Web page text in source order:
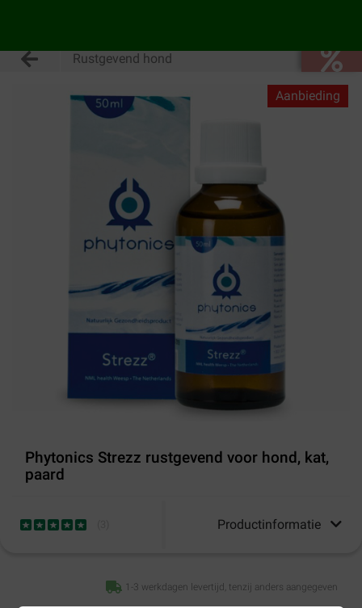
Rustgevend hond
Aanbieding
Phytonics Strezz rustgevend voor hond, kat,
paard
Productinformatie
1-3 werkdagen levertijd, tenzij anders aangegeven